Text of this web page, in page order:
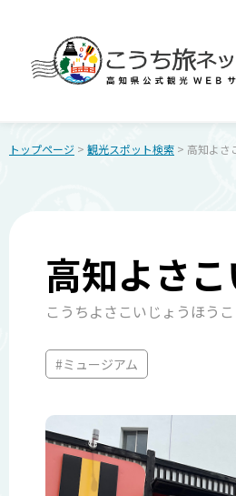
トップページ > 観光スポット検索 > 高知よさ
高知よさ
こうちよさこいじょうほう
#ミュージアム